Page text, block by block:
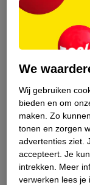
Kruidvat is een
ons!
Stel je
Ook in deze
Kruidvat.nl
We
Wij gebruiken
bieden en om
maken. Zo
tonen en zorgen
advertenties ziet.
accepteert. Je
intrekken.
Meer
verwerken lees je